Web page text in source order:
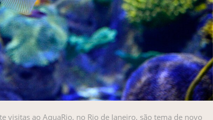
visitas ao AquaRio, no Rio de Janeiro, são tema de novo